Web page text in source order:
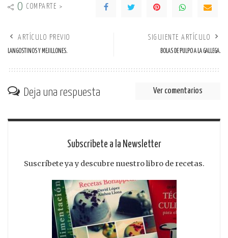
0 COMPARTE >
ARTÍCULO PREVIO
LANGOSTINOS Y MEJILLONES.
SIGUIENTE ARTÍCULO
BOLAS DE PULPO A LA GALLEGA.
Deja una respuesta Ver comentarios
Subscribete a la Newsletter
Suscríbete ya y descubre nuestro libro de recetas.